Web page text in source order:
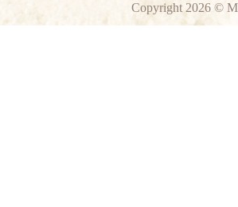
Copyright 2026 ©